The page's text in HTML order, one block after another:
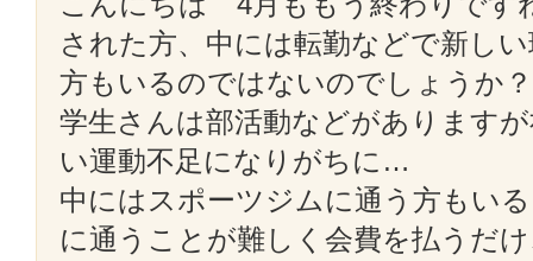
された方、中には転勤などで新し
方もいるのではないのでしょうか？
学生さんは部活動などがあります
い運動不足になりがちに…
中にはスポーツジムに通う方もい
に通うことが難しく会費を払うだ